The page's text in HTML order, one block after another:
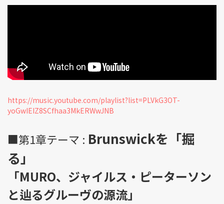
https://music.youtube.com/playlist?list=PLVkG3OT-
yoGwIEIZ8SCfhaa3MkERWwJNB
■第1章テーマ : Brunswickを「掘
る」
「MURO、ジャイルス・ピーターソン
と辿るグルーヴの源流」